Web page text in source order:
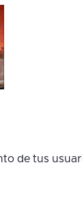
de tus